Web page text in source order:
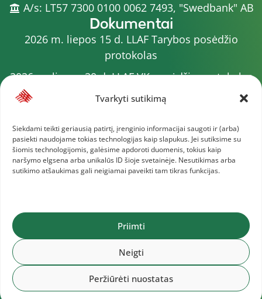
Tvarkyti sutikimą
Siekdami teikti geriausią patirtį, įrenginio informacijai saugoti ir (arba)
pasiekti naudojame tokias technologijas kaip slapukus. Jei sutiksime su
šiomis technologijomis, galėsime apdoroti duomenis, tokius kaip
naršymo elgsena arba unikalūs ID šioje svetainėje. Nesutikimas arba
sutikimo atšaukimas gali neigiamai paveikti tam tikras funkcijas.
Priimti
Neigti
Peržiūrėti nuostatas
A/s: LT57 7300 0100 0062 7493, "Swedbank" AB
Dokumentai
2026 m. liepos 15 d. LLAF Tarybos posėdžio
protokolas
2026 m. liepos 20 d. LLAF VK posėdžio protokolas
Sporto meistrų sąrašas
2026 m. liepos 4 d. LLAF Tarybos posėdžio
protokolas
2025 m. liepos 1 d. VK posėdžio protokolas
Lietuvos lengvosios atletikos federacija © 2025